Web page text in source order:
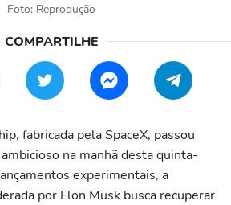
Foto: Reprodução
fabricada pela SpaceX, passou
na manhã desta quinta-
experimentais, a
por Elon Musk busca recuperar